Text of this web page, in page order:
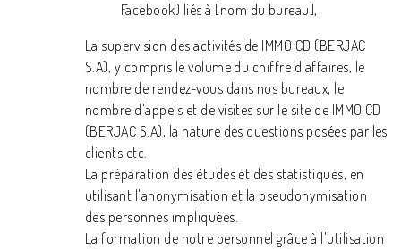
Facebook) liés à [nom du bureau],
La supervision des activités de IMMO CD (BERJAC
S.A), y compris le volume du chiffre d'affaires, le
nombre de rendez-vous dans nos bureaux, le
nombre d'appels et de visites sur le site de IMMO CD
(BERJAC S.A), la nature des questions posées par les
clients etc.
La préparation des études et des statistiques, en
utilisant l'anonymisation et la pseudonymisation
des personnes impliquées.
La formation de notre personnel grâce à l'utilisation